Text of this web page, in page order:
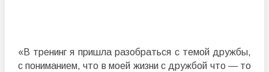
«В тренинг я пришла разобраться с темой дружбы,
с пониманием, что в моей жизни с дружбой что — то